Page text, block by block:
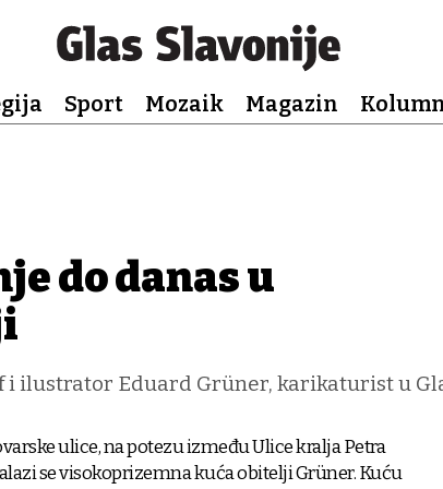
Sport Mozaik Magazin
do danas u
ilustrator Eduard Grüner, karikaturist u
ulice, na potezu između Ulice kralja Petra
se visokoprizemna kuća obitelji Grüner. Kuću